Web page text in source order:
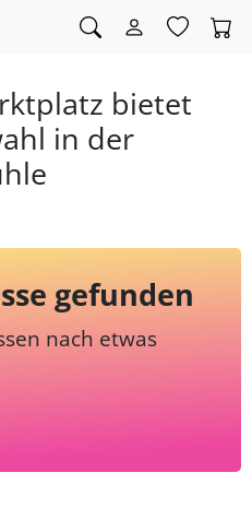
bietet
in der
gefunden
nach etwas